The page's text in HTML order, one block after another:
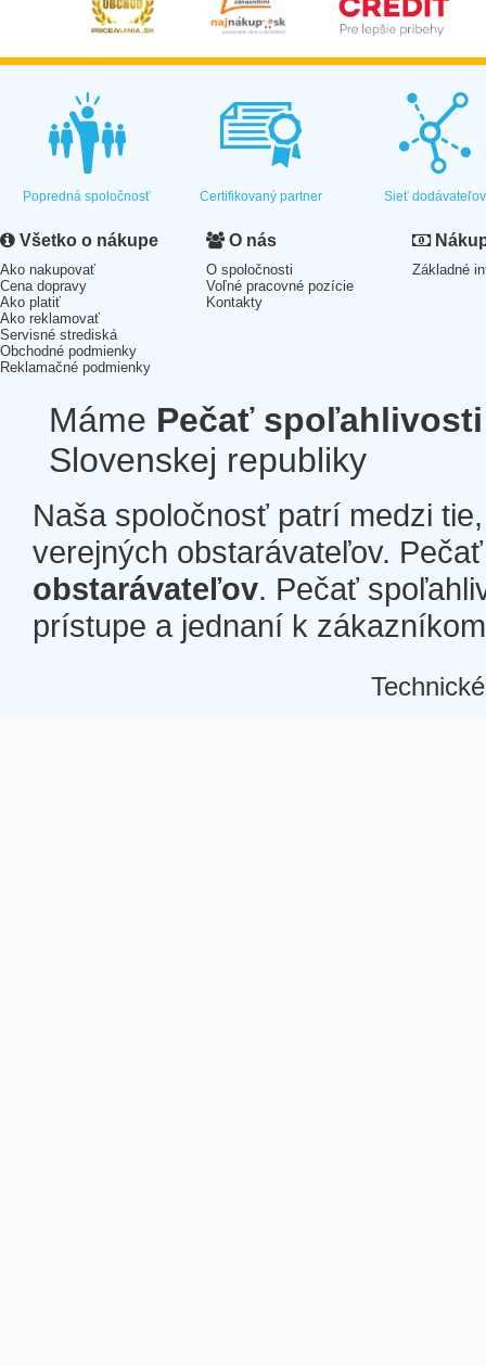
Popredná spoločnosť Certifikovaný partner Sieť dodávateľov
Všetko o nákupe
Ako nakupovať
Cena dopravy
Ako platiť
Ako reklamovať
Servisné strediská
Obchodné podmienky
Reklamačné podmienky
O nás
O spoločnosti
Voľné pracovné pozície
Kontakty
Základné
Máme Pečať spoľahlivosti
Slovenskej republiky
Naša spoločnosť patrí medzi
verejných obstarávateľov.
obstarávateľov. Pečať
prístupe a jednaní k